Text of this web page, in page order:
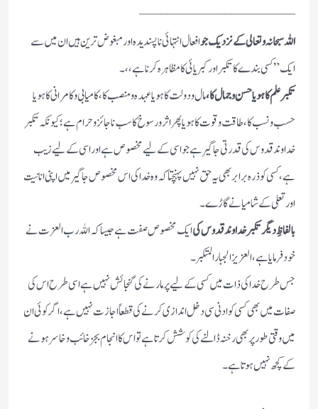
اللہ سبحانہ وتعالی کے نزدیک جوافعال انتہائی ناپسندیدہ اور مبغوض ترین ہیں ان میں سے
ایک ” کسی بندے کا تکبر اور کبریائی کا مظاہرہ کرنا ہے،، ۔
تکبر علم کا ہو یا حسن وجمال کا،مال ودولت کا ہو یا عہدہ ومنصب کا ، کامیابی وکامرانی کا ہو یا
حسب ونسب کا ، طاقت وقوت کا ہو یا پھر اثر ورسوخ کا سب ناجائز و حرام ہے ؛ کیونکہ تکبر
خداوند قدوس کی قدرتی جاگیر ہے جو اسی کے لیے مخصوص ہے اور اسی کے لیے زیب
ہے، کسی کو ذرہ برابر بھی یہ حق نہیں پہنچتا کہ وہ خدا کی اس مخصوص جاگیر میں اپنی انانیت
اورتعلی کے شامیانے گاڑے۔
بالفاظِ دیگر تکبر خداوند قدوس کیایک مخصوص صفت ہے جیسا کہ اللہ رب العزت نے
خود فرمایا ہے ، العزیز الجبار المتکبر ۔
جس طرح خدا کی ذات میں کسی کے لیے پر مارنے کی گنجائش نہیں ہے اسی طرح اس کی
صفات میں بھی کسی کو ادنی سی دخل اندازی کرنے کی قطعاً اجازت نہیں ہے، اگر کوئی ان
میں وقتی طور پر بھی رخنہ ڈالنے کی کوشش کرتا ہے تو اس کا انجام بجز خائب وخاسر ہونے
کے کچھ نہیں ہوتا ہے ۔